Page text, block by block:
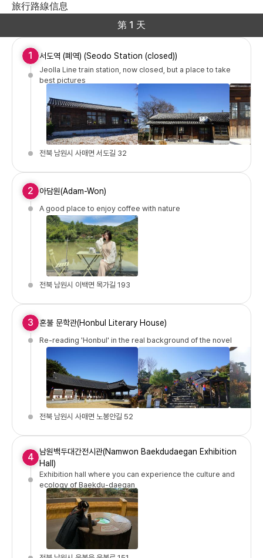
旅行路線信息
第 1 天
1 서도역 (폐역) (Seodo Station (closed))
Jeolla Line train station, now closed, but a place to take
best pictures
전북 남원시 사매면 서도길 32
2 아담원(Adam-Won)
A good place to enjoy coffee with nature
전북 남원시 이백면 목가길 193
3 혼불 문학관(Honbul Literary House)
Re-reading 'Honbul' in the real background of the novel
전북 남원시 사매면 노봉안길 52
4
남원백두대간전시관(Namwon Baekdudaegan Exhibition
Hall)
Exhibition hall where you can experience the culture and
ecology of Baekdu-daegan